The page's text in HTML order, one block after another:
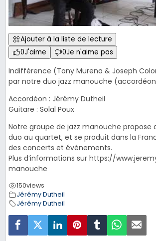
Ajouter à la liste de lecture
0J'aime 0Je n'aime pas
Indifférence (Tony Murena & Joseph
par notre duo jazz manouche
Accordéon : Jérémy Dutheil
Guitare : Solal Poux
Notre groupe de jazz manouche propose
duo au quartet, et se produit dans la
des concerts et événements.
Plus d’informations sur https://
manouche
150views
Jérémy Dutheil
Jérémy Dutheil